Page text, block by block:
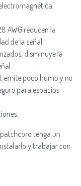
AWG reducen la
de la señal.
disminuye la
emite poco humo y no
para espacios
tenga un
y trabajar con